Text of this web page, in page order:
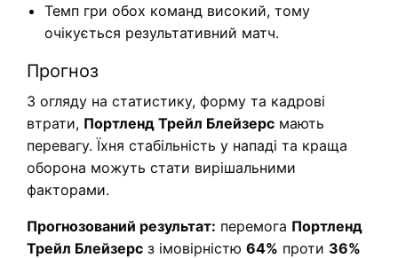
Темп гри обох команд високий, тому
очікується результативний матч.
Прогноз
З огляду на статистику, форму та кадрові
втрати, Портленд Трейл Блейзерс мають
перевагу. Їхня стабільність у нападі та краща
оборона можуть стати вирішальними
факторами.
Прогнозований результат: перемога Портленд
Трейл Блейзерс з імовірністю 64% проти 36%